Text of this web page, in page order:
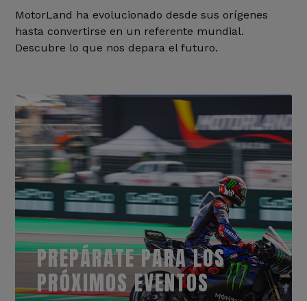
MotorLand ha evolucionado desde sus orígenes
hasta convertirse en un referente mundial.
Descubre lo que nos depara el futuro.
PREPÁRATE PARA LOS
PRÓXIMOS EVENTOS